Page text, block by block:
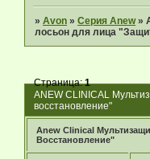
»Avon »Серия Anew »
лосьон для лица
ANEW CLINICAL
восстановление"
Страница:1
Anew Clinical
Восстановление"